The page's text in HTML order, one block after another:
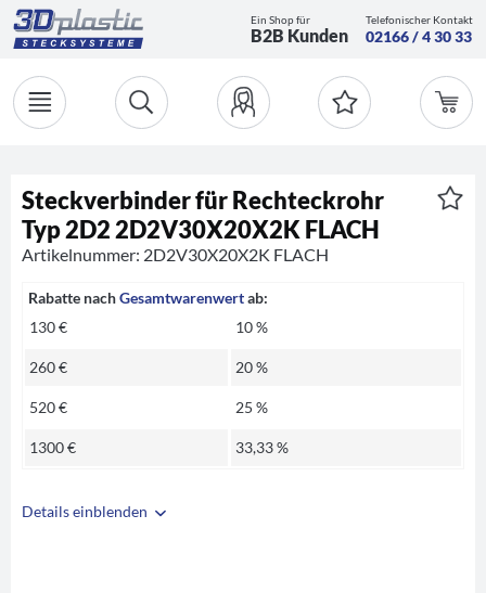
Ein Shop für
B2B Kunden
Telefonischer Kontakt
02166 / 4 30 33
Details einblenden
Steckverbinder für Rechteckrohr
Typ 2D2 2D2V30X20X2K FLACH
Artikelnummer: 2D2V30X20X2K FLACH
Rabatte nachGesamtwarenwertab:
130 €
10 %
260 € 20 %
520 € 25 %
1300 € 33,33 %